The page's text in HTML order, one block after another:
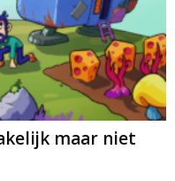
maar niet